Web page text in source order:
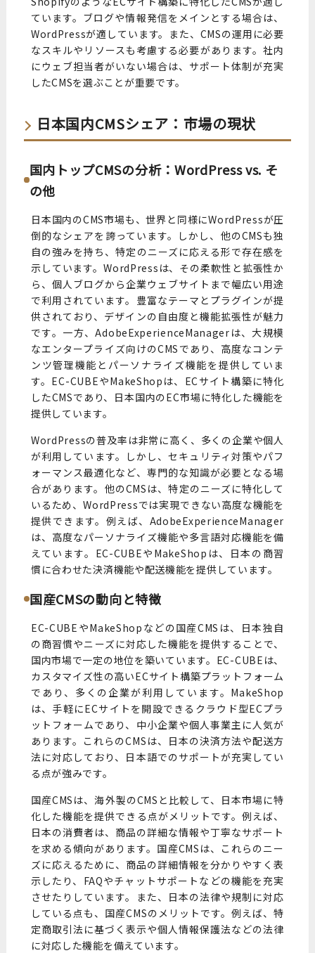
ています。ブログや情報発信をメインとする場合は、
WordPressが適しています。また、CMSの運用に必要
なスキルやリソースも考慮する必要があります。社内
にウェブ担当者がいない場合は、サポート体制が充実
したCMSを選ぶことが重要です。
日本国内CMSシェア：市場の現状
国内トップCMSの分析：WordPress vs. そ
の他
日本国内のCMS市場も、世界と同様にWordPressが圧
倒的なシェアを誇っています。しかし、他のCMSも独
自の強みを持ち、特定のニーズに応える形で存在感を
示しています。WordPressは、その柔軟性と拡張性か
ら、個人ブログから企業ウェブサイトまで幅広い用途
で利用されています。豊富なテーマとプラグインが提
供されており、デザインの自由度と機能拡張性が魅力
です。一方、AdobeExperienceManagerは、大規模
なエンタープライズ向けのCMSであり、高度なコンテ
ンツ管理機能とパーソナライズ機能を提供していま
す。EC-CUBEやMakeShopは、ECサイト構築に特化
したCMSであり、日本国内のEC市場に特化した機能を
提供しています。
WordPressの普及率は非常に高く、多くの企業や個人
が利用しています。しかし、セキュリティ対策やパフ
ォーマンス最適化など、専門的な知識が必要となる場
合があります。他のCMSは、特定のニーズに特化して
いるため、WordPressでは実現できない高度な機能を
提供できます。例えば、AdobeExperienceManager
は、高度なパーソナライズ機能や多言語対応機能を備
えています。EC-CUBEやMakeShopは、日本の商習
慣に合わせた決済機能や配送機能を提供しています。
国産CMSの動向と特徴
EC-CUBEやMakeShopなどの国産CMSは、日本独自
の商習慣やニーズに対応した機能を提供することで、
国内市場で一定の地位を築いています。EC-CUBEは、
カスタマイズ性の高いECサイト構築プラットフォーム
であり、多くの企業が利用しています。MakeShop
は、手軽にECサイトを開設できるクラウド型ECプラ
ットフォームであり、中小企業や個人事業主に人気が
あります。これらのCMSは、日本の決済方法や配送方
法に対応しており、日本語でのサポートが充実してい
る点が強みです。
国産CMSは、海外製のCMSと比較して、日本市場に特
化した機能を提供できる点がメリットです。例えば、
日本の消費者は、商品の詳細な情報や丁寧なサポート
を求める傾向があります。国産CMSは、これらのニー
ズに応えるために、商品の詳細情報を分かりやすく表
示したり、FAQやチャットサポートなどの機能を充実
させたりしています。また、日本の法律や規制に対応
している点も、国産CMSのメリットです。例えば、特
定商取引法に基づく表示や個人情報保護法などの法律
に対応した機能を備えています。